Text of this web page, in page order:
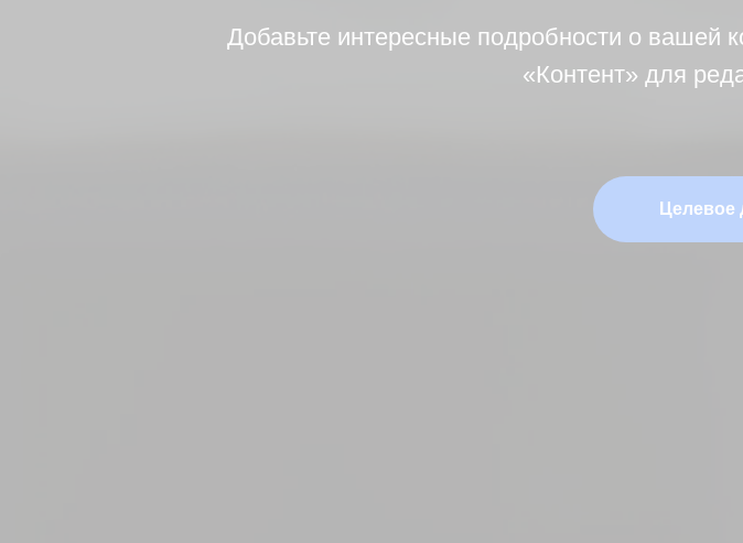
Добавьте интересные подробности о вашей
«Контент» для
Целевое